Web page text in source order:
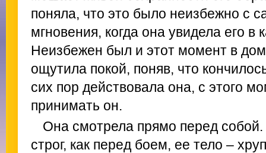
поняла, что это было неизбежно с
мгновения, когда она увидела его
Неизбежен был и этот момент в
ощутила покой, поняв, что
сих пор действовала она, с этого
принимать он.
Она смотрела прямо перед собой.
строг, как перед боем, ее тело –